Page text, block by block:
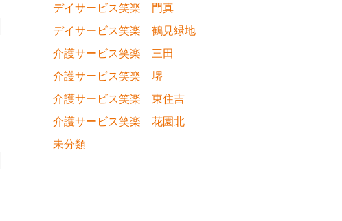
デイサービス笑楽 門真
デイサービス笑楽 鶴見緑地
介護サービス笑楽 三田
介護サービス笑楽 堺
介護サービス笑楽 東住吉
介護サービス笑楽 花園北
未分類